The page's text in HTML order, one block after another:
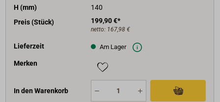
H (mm)
140
Preis (Stück)
199,90 €*
netto: 167,98 €
Lieferzeit Am Lager
Merken
In den Warenkorb